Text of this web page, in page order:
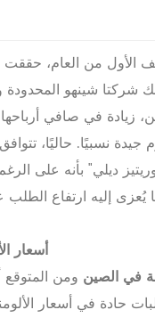
نفسها من العام الماضي، حققت 11 شركة نموًا إيجابيًا، منها 7 شركات، بما
نسبيًا. حاليًا، تتوافق
ديلي" بأنه على
إليه ارتفاع الطلب
أسعار
في الصين ومن المتوقع
تسبب في تقلبات حادة في أسعار